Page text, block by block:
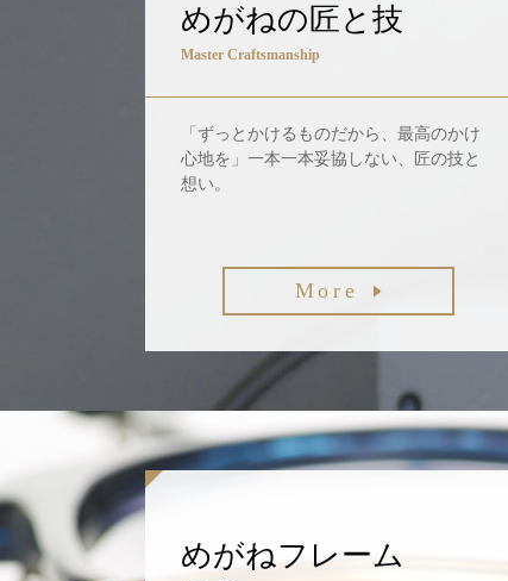
めがねの匠と技
Master Craftsmanship
「ずっとかけるものだから、最高のかけ
心地を」一本一本妥協しない、匠の技と
想い。
More
めがねフレーム